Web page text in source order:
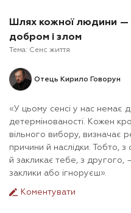
Шлях кожної людини —
добром і злом
Тема: Сенс життя
Отець Кирило Говорун
«У цьому сенсі у нас немає
детермінованості. Кожен
вільного вибору, визначає
причини й наслідки. Тобто,
й закликає тебе, з другого,
заклики або ігноруєш».
Коментувати